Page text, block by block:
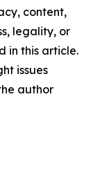
content,
legality, or
in this article.
issues
author